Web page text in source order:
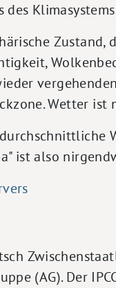
Wetter ist
ist also
(AG). Der